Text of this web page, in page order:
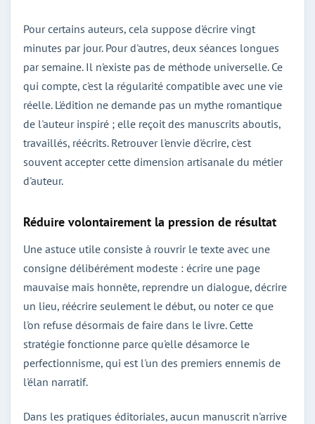
Pour certains auteurs, cela suppose d'écrire vingt
minutes par jour. Pour d'autres, deux séances longues
par semaine. Il n'existe pas de méthode universelle. Ce
qui compte, c'est la régularité compatible avec une vie
réelle. L'édition ne demande pas un mythe romantique
de l'auteur inspiré ; elle reçoit des manuscrits aboutis,
travaillés, réécrits. Retrouver l'envie d'écrire, c'est
souvent accepter cette dimension artisanale du métier
d'auteur.
Réduire volontairement la pression de résultat
Une astuce utile consiste à rouvrir le texte avec une
consigne délibérément modeste : écrire une page
mauvaise mais honnête, reprendre un dialogue, décrire
un lieu, réécrire seulement le début, ou noter ce que
l'on refuse désormais de faire dans le livre. Cette
stratégie fonctionne parce qu'elle désamorce le
perfectionnisme, qui est l'un des premiers ennemis de
l'élan narratif.
Dans les pratiques éditoriales, aucun manuscrit n'arrive